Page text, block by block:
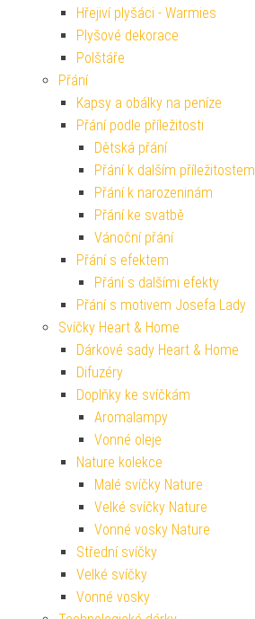
Hřejiví plyšáci - Warmies
Plyšové dekorace
Polštáře
Přání
Kapsy a obálky na peníze
Přání podle příležitosti
Dětská přání
Přání k dalším příležitostem
Přání k narozeninám
Přání ke svatbě
Vánoční přání
Přání s efektem
Přání s dalšími efekty
Přání s motivem Josefa Lady
Svíčky Heart & Home
Dárkové sady Heart & Home
Difuzéry
Doplňky ke svíčkám
Aromalampy
Vonné oleje
Nature kolekce
Malé svíčky Nature
Velké svíčky Nature
Vonné vosky Nature
Střední svíčky
Velké svíčky
Vonné vosky